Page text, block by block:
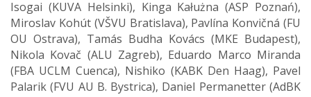
Isogai (KUVA Helsinki), Kinga Kałużna (ASP Poznań),
Miroslav Kohút (VŠVU Bratislava), Pavlína Konvičná (FU
OU Ostrava), Tamás Budha Kovács (MKE Budapest),
Nikola Kovač (ALU Zagreb), Eduardo Marco Miranda
(FBA UCLM Cuenca), Nishiko (KABK Den Haag), Pavel
Palarik (FVU AU B. Bystrica), Daniel Permanetter (AdBK